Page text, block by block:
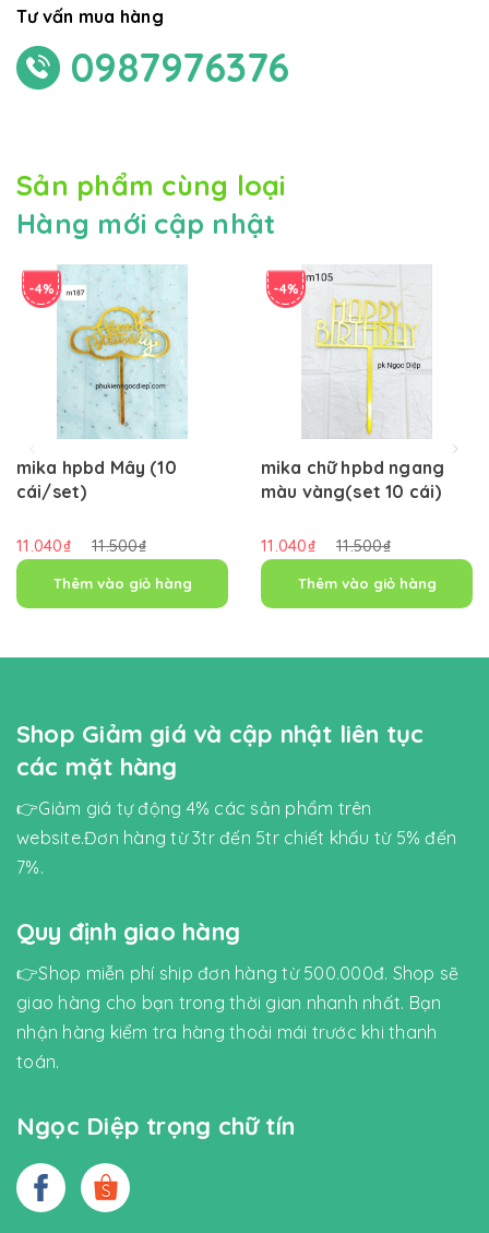
Tư vấn mua hàng
0987976376
Sản phẩm cùng loại
Hàng mới cập nhật
-4%
mika hpbd Mây (10
cái/set)
11.040₫ 11.500₫
Thêm vào giỏ hàng
-4%
mika chữ hpbd ngang
màu vàng(set 10 cái)
11.040₫ 11.500₫
Thêm vào giỏ hàng
Shop Giảm giá và cập nhật liên tục
các mặt hàng
👉Giảm giá tự động 4% các sản phẩm trên
website.Đơn hàng từ 3tr đến 5tr chiết khấu từ 5% đến
7%.
Quy định giao hàng
👉Shop miễn phí ship đơn hàng từ 500.000đ. Shop sẽ
giao hàng cho bạn trong thời gian nhanh nhất. Bạn
nhận hàng kiểm tra hàng thoải mái trước khi thanh
toán.
Ngọc Diệp trọng chữ tín